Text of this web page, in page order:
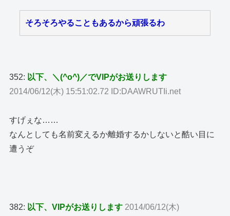
そろそろやることもあるから頑張るわ
352: 以下、＼(^o^)／でVIPがお送りします
2014/06/12(木) 15:51:02.72 ID:DAAWRUTIi.net
すげぇな……
なんとしても名前変えるか離婚するかしないと酷い目に
遭うぞ
382: 以下、VIPがお送りします 2014/06/12(木)